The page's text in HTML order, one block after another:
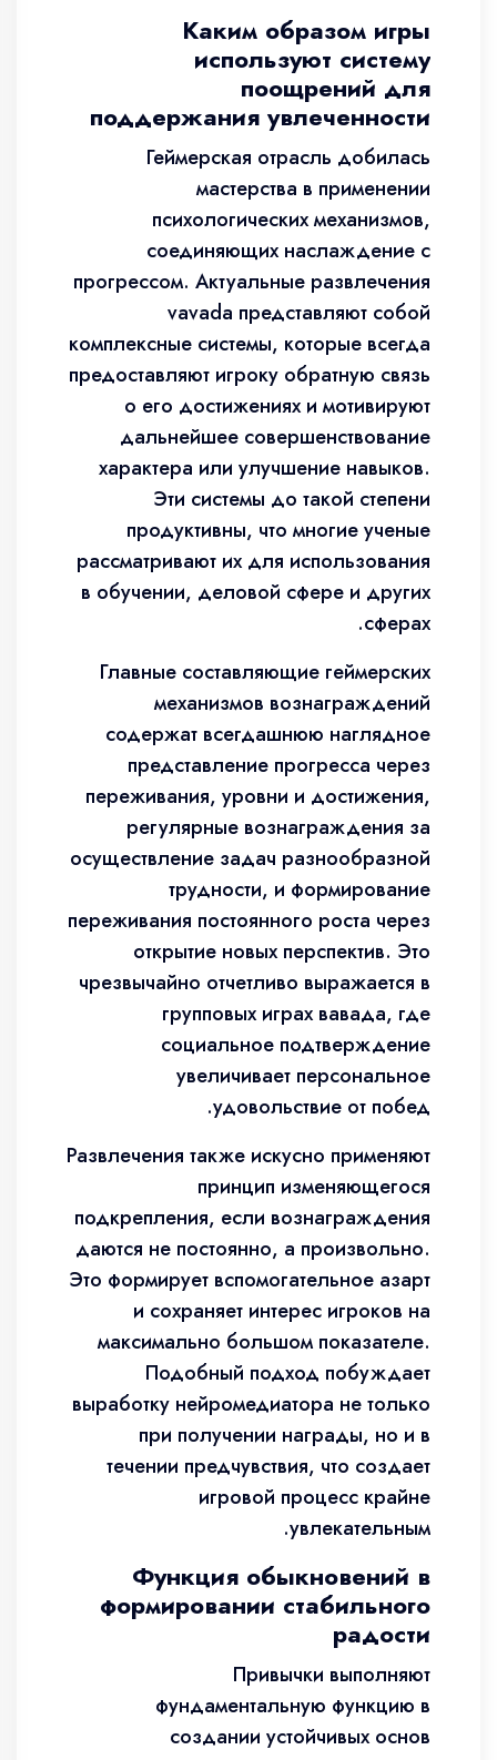
Каким образом игры
используют систему
поощрений для
поддержания увлеченности
Геймерская отрасль добилась
мастерства в применении
психологических механизмов,
соединяющих наслаждение с
прогрессом. Актуальные развлечения
vavada представляют собой
комплексные системы, которые всегда
предоставляют игроку обратную связь
о его достижениях и мотивируют
дальнейшее совершенствование
характера или улучшение навыков.
Эти системы до такой степени
продуктивны, что многие ученые
рассматривают их для использования
в обучении, деловой сфере и других
сферах.
Главные составляющие геймерских
механизмов вознаграждений
содержат всегдашнюю наглядное
представление прогресса через
переживания, уровни и достижения,
регулярные вознаграждения за
осуществление задач разнообразной
трудности, и формирование
переживания постоянного роста через
открытие новых перспектив. Это
чрезвычайно отчетливо выражается в
групповых играх вавада, где
социальное подтверждение
увеличивает персональное
удовольствие от побед.
Развлечения также искусно применяют
принцип изменяющегося
подкрепления, если вознаграждения
даются не постоянно, а произвольно.
Это формирует вспомогательное азарт
и сохраняет интерес игроков на
максимально большом показателе.
Подобный подход побуждает
выработку нейромедиатора не только
при получении награды, но и в
течении предчувствия, что создает
игровой процесс крайне
увлекательным.
Функция обыкновений в
формировании стабильного
радости
Привычки выполняют
фундаментальную функцию в
создании устойчивых основ